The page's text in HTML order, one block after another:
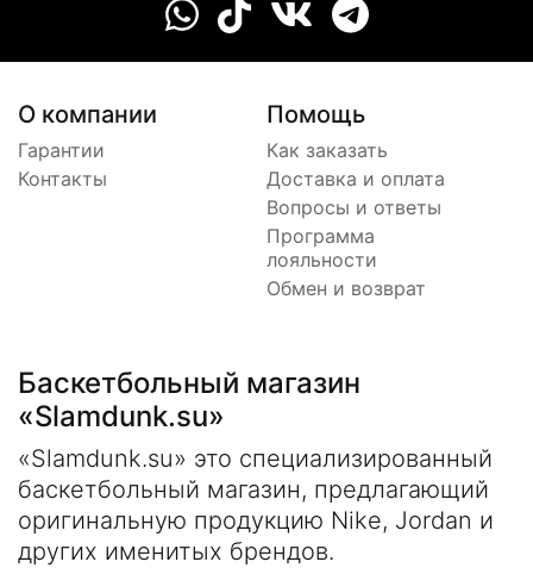
О компании
Гарантии
Контакты
Помощь
Как заказать
Доставка и оплата
Вопросы и ответы
Программа
лояльности
Обмен и возврат
Баскетбольный магазин
«Slamdunk.su»
«Slamdunk.su» это специализированный
баскетбольный магазин, предлагающий
оригинальную продукцию Nike, Jordan и
других именитых брендов.